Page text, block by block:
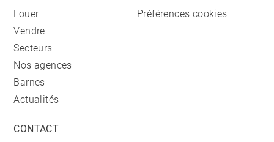
Louer
Vendre
Secteurs
Nos agences
Barnes
Actualités
Préférences cookies
CONTACT